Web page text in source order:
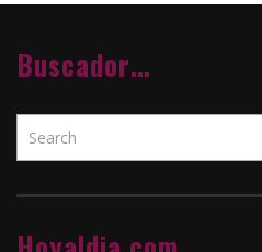
Buscador…